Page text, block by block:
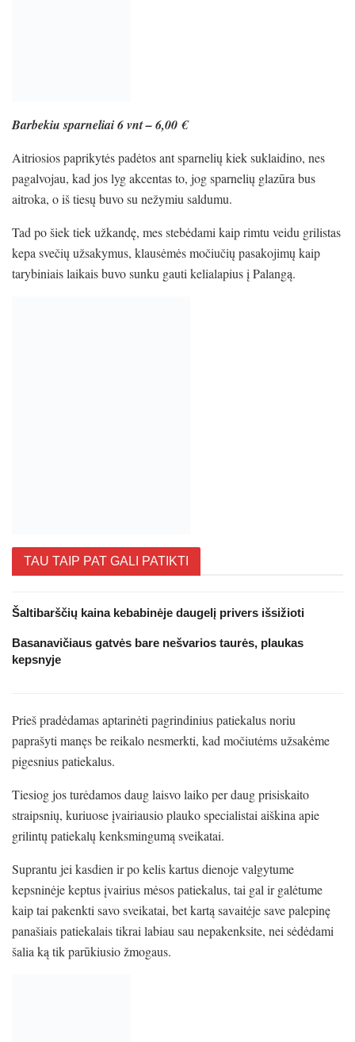
Barbekiu sparneliai 6 vnt – 6,00 €
Aitriosios paprikytės padėtos ant sparnelių kiek suklaidino, nes
pagalvojau, kad jos lyg akcentas to, jog sparnelių glazūra bus
aitroka, o iš tiesų buvo su nežymiu saldumu.
Tad po šiek tiek užkandę, mes stebėdami kaip rimtu veidu grilistas
kepa svečių užsakymus, klausėmės močiučių pasakojimų kaip
tarybiniais laikais buvo sunku gauti kelialapius į Palangą.
TAU TAIP PAT GALI PATIKTI
Šaltibarščių kaina kebabinėje daugelį privers išsižioti
Basanavičiaus gatvės bare nešvarios taurės, plaukas
kepsnyje
Prieš pradėdamas aptarinėti pagrindinius patiekalus noriu
paprašyti manęs be reikalo nesmerkti, kad močiutėms užsakėme
pigesnius patiekalus.
Tiesiog jos turėdamos daug laisvo laiko per daug prisiskaito
straipsnių, kuriuose įvairiausio plauko specialistai aiškina apie
grilintų patiekalų kenksmingumą sveikatai.
Suprantu jei kasdien ir po kelis kartus dienoje valgytume
kepsninėje keptus įvairius mėsos patiekalus, tai gal ir galėtume
kaip tai pakenkti savo sveikatai, bet kartą savaitėje save palepinę
panašiais patiekalais tikrai labiau sau nepakenksite, nei sėdėdami
šalia ką tik parūkiusio žmogaus.